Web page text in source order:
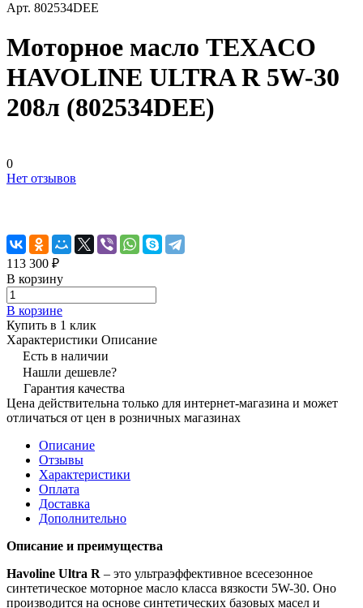
Арт. 802534DEE
Моторное масло TEXACO
HAVOLINE ULTRA R 5W-30
208л (802534DEE)
0
Нет отзывов
113 300 ₽
В корзину
В корзине
Купить в 1 клик
Характеристики Описание
Есть в наличии
Нашли дешевле?
Гарантия качества
Цена действительна только для интернет-магазина и может
отличаться от цен в розничных магазинах
Описание
Отзывы
Характеристики
Оплата
Доставка
Дополнительно
Описание и преимущества
Havoline Ultra R – это ультраэффективное всесезонное
синтетическое моторное масло класса вязкости 5W-30. Оно
производится на основе синтетических базовых масел и